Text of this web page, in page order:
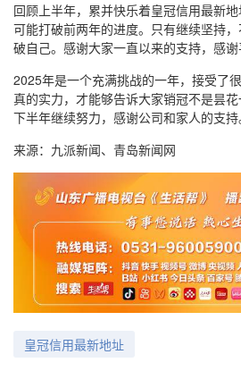
回顾上半年，累并快乐着皇冠信用最新
可能打破前两年的进度。只有继续坚持
破自己。感谢大家一直以来的支持，感谢
2025年是一个充满挑战的一年，接受了
真的实力，才能够告诉大家销冠不是昙花
下半年继续努力，感谢公司和家人的支持
来源：九派新闻、青岛新闻网
皇冠信用最新地址